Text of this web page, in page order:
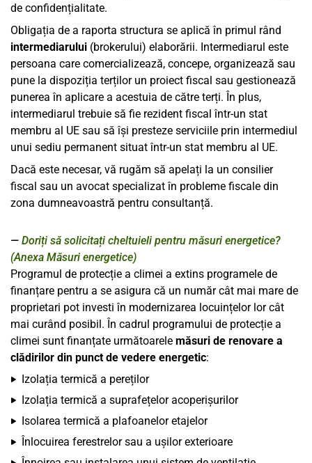
de confidențialitate.
Obligația de a raporta structura se aplică în primul rând
intermediarului (brokerului) elaborării. Intermediarul este
persoana care comercializează, concepe, organizează sau
pune la dispoziția terților un proiect fiscal sau gestionează
punerea în aplicare a acestuia de către terți. În plus,
intermediarul trebuie să fie rezident fiscal într-un stat
membru al UE sau să își presteze serviciile prin intermediul
unui sediu permanent situat într-un stat membru al UE.
Dacă este necesar, vă rugăm să apelați la un consilier
fiscal sau un avocat specializat în probleme fiscale din
zona dumneavoastră pentru consultanță.
Doriți să solicitați cheltuieli pentru măsuri energetice?
(Anexa Măsuri energetice)
Programul de protecție a climei a extins programele de
finanțare pentru a se asigura că un număr cât mai mare de
proprietari pot investi în modernizarea locuințelor lor cât
mai curând posibil. În cadrul programului de protecție a
climei sunt finanțate următoarele măsuri de renovare a
clădirilor din punct de vedere energetic:
Izolația termică a pereților
Izolația termică a suprafețelor acoperișurilor
Isolarea termică a plafoanelor etajelor
Înlocuirea ferestrelor sau a ușilor exterioare